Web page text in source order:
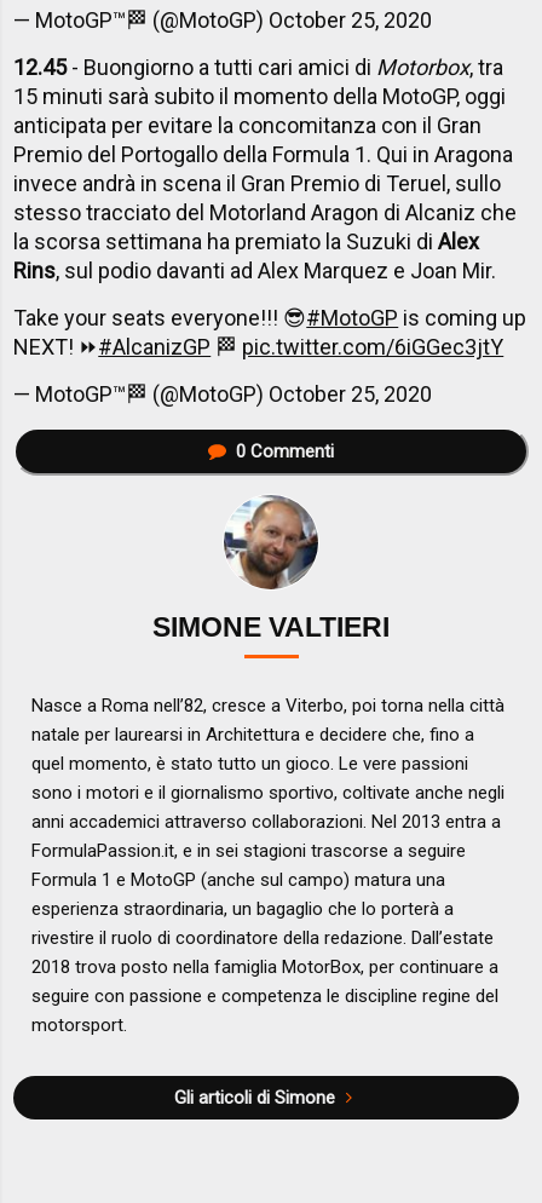
— MotoGP™🏁 (@MotoGP) October 25, 2020
12.45- Buongiorno a tutti cari amici di Motorbox, tra
15 minuti sarà subito il momento della MotoGP, oggi
anticipata per evitare la concomitanza con il Gran
Premio del Portogallo della Formula 1. Qui in Aragona
invece andrà in scena il Gran Premio di Teruel, sullo
stesso tracciato del Motorland Aragon di Alcaniz che
la scorsa settimana ha premiato la Suzuki diAlex
Rins, sul podio davanti ad Alex Marquez e Joan Mir.
Take your seats everyone!!! 😎#MotoGP is coming up
NEXT! ⏩#AlcanizGP 🏁 pic.twitter.com/6iGGec3jtY
— MotoGP™🏁 (@MotoGP) October 25, 2020
0Commenti
SIMONE VALTIERI
Nasce a Roma nell’82, cresce a Viterbo, poi torna nella città
natale per laurearsi in Architettura e decidere che, fino a
quel momento, è stato tutto un gioco. Le vere passioni
sono i motori e il giornalismo sportivo, coltivate anche negli
anni accademici attraverso collaborazioni. Nel 2013 entra a
FormulaPassion.it, e in sei stagioni trascorse a seguire
Formula 1 e MotoGP (anche sul campo) matura una
esperienza straordinaria, un bagaglio che lo porterà a
rivestire il ruolo di coordinatore della redazione. Dall’estate
2018 trova posto nella famiglia MotorBox, per continuare a
seguire con passione e competenza le discipline regine del
motorsport.
Gli articoli di Simone